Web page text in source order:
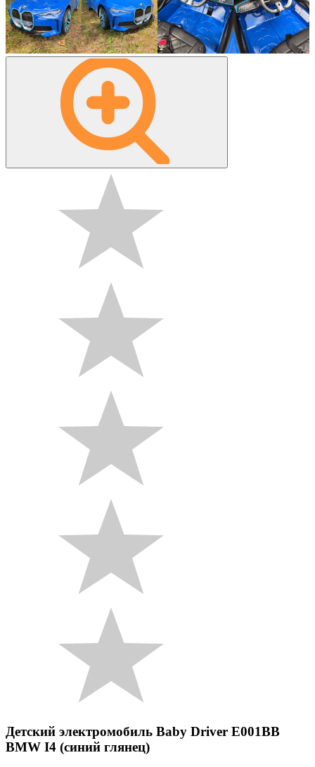
Детский электромобиль Baby Driver E001BB
BMW I4 (синий глянец)